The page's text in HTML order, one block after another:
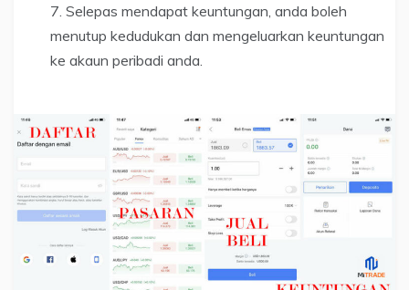
Selepas mendapat keuntungan, anda boleh
menutup kedudukan dan mengeluarkan keuntungan
ke akaun peribadi anda.